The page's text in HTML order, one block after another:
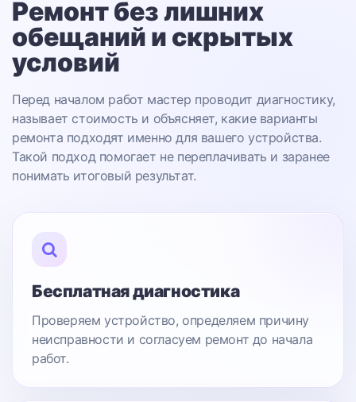
Ремонт без лишних
обещаний и скрытых
условий
Перед началом работ мастер проводит диагностику,
называет стоимость и объясняет, какие варианты
ремонта подходят именно для вашего устройства.
Такой подход помогает не переплачивать и заранее
понимать итоговый результат.
Бесплатная диагностика
Проверяем устройство, определяем причину
неисправности и согласуем ремонт до начала
работ.